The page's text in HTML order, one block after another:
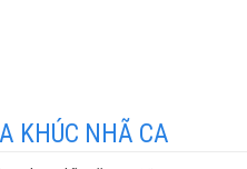
KHÚC NHÃ CA